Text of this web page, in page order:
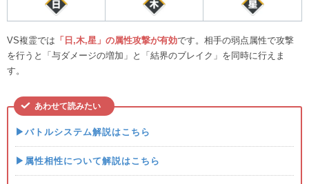
VS複霊では 「日,木,星」の属性攻撃が有効です。相手の弱点属性で攻撃
を行うと「与ダメージの増加」と「結界のブレイク」を同時に行えま
す。
あわせて読みたい
▶バトルシステム解説はこちら
▶属性相性について解説はこちら